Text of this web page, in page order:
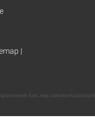
|
fuer Jeep Getriebe